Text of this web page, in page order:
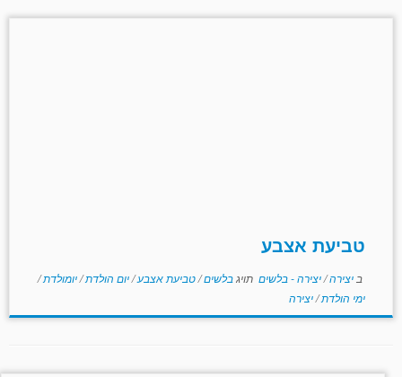
טביעת אצבע
ב יצירה/יצירה - בלשים תויגבלשים/טביעת אצבע/יום הולדת/יומולדת/
ימי הולדת/יצירה